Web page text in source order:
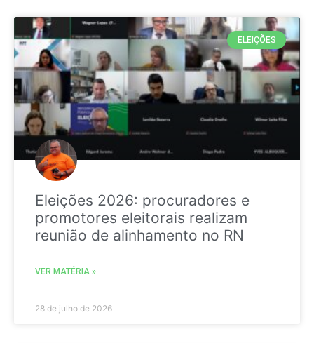
ELEIÇÕES
Eleições 2026: procuradores e
promotores eleitorais realizam
reunião de alinhamento no RN
VER MATÉRIA »
28 de julho de 2026